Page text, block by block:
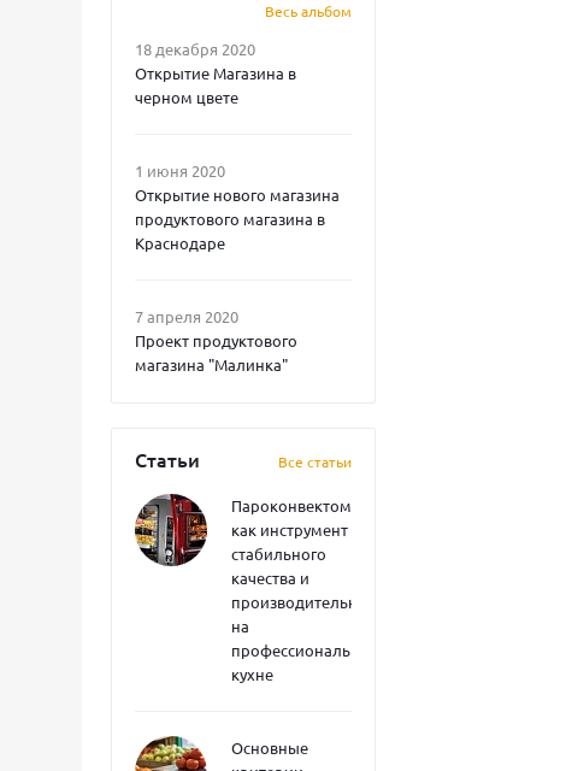
Весь альбом
18 декабря 2020
Открытие Магазина в
черном цвете
1 июня 2020
Открытие нового магазина
продуктового магазина в
Краснодаре
7 апреля 2020
Проект продуктового
магазина "Малинка"
Статьи Все статьи
Пароконвектоматы
как инструмент
стабильного
качества и
производительности
на
профессиональной
кухне
Основные